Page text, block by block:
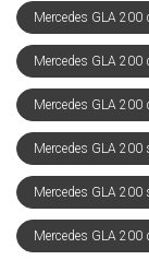
Mercedes GLA
Mercedes GLA
Mercedes GLA
Mercedes GLA 200
Mercedes GLA 200
Mercedes GLA 200